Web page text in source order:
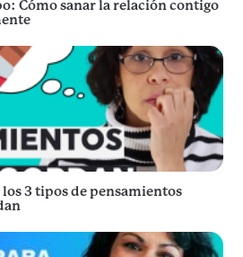
Cómo sanar la relación contigo
3 tipos de pensamientos